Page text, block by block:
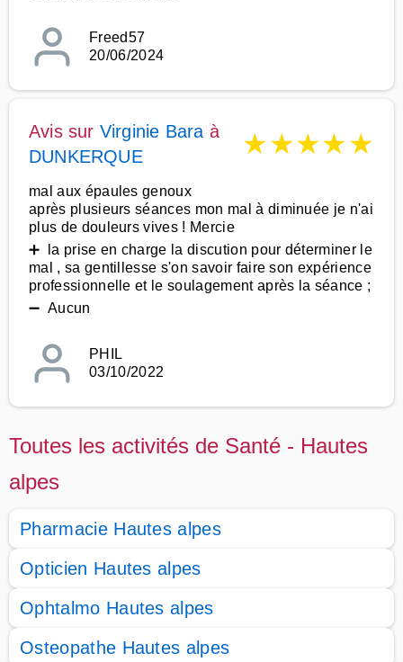
Freed57
20/06/2024
Avis sur Virginie Bara à
DUNKERQUE
★★★★★
mal aux épaules genoux
après plusieurs séances mon mal à diminuée je n'ai
plus de douleurs vives ! Mercie
➕ la prise en charge la discution pour déterminer le
mal , sa gentillesse s'on savoir faire son expérience
professionnelle et le soulagement après la séance ;
➖ Aucun
PHIL
03/10/2022
Toutes les activités de Santé - Hautes
alpes
Pharmacie Hautes alpes
Opticien Hautes alpes
Ophtalmo Hautes alpes
Osteopathe Hautes alpes